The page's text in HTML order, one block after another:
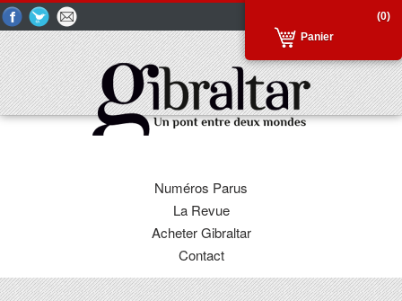
(0)
Panier
Numéros Parus
La Revue
Acheter Gibraltar
Contact